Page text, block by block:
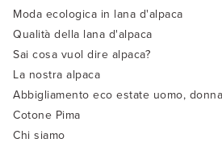
Moda ecologica in lana d'alpaca
Qualità della lana d'alpaca
Sai cosa vuol dire alpaca?
La nostra alpaca
Abbigliamento eco estate uomo,
Cotone Pima
Chi siamo